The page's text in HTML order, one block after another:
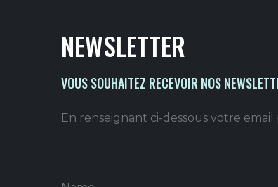
NEWSLETTER
VOUS SOUHAITEZ RECEVOIR NOS
En renseignant ci-dessous votre